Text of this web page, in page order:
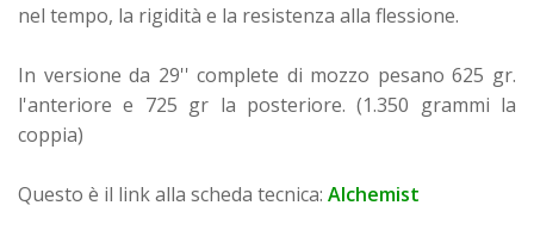
nel tempo, la rigidità e la resistenza alla flessione.
In versione da 29'' complete di mozzo pesano 625 gr.
l'anteriore e 725 gr la posteriore. (1.350 grammi la
coppia)
Questo è il link alla scheda tecnica: Alchemist